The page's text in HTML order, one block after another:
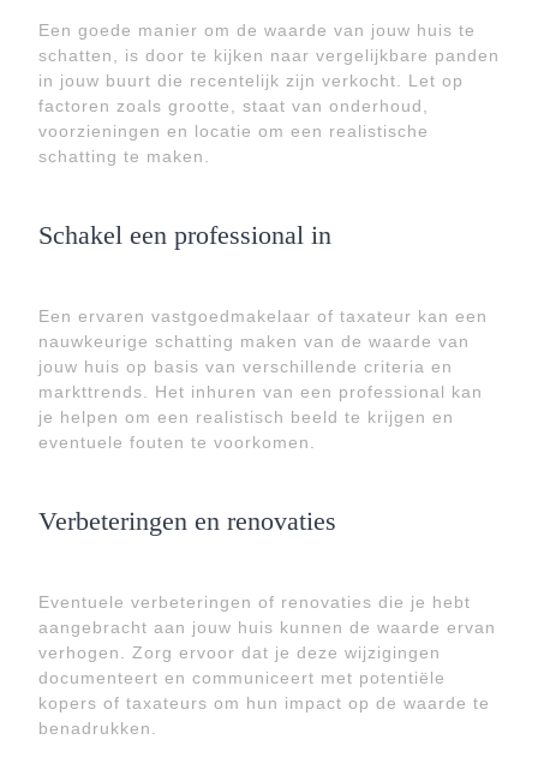
Een goede manier om de waarde van jouw huis te
schatten, is door te kijken naar vergelijkbare panden
in jouw buurt die recentelijk zijn verkocht. Let op
factoren zoals grootte, staat van onderhoud,
voorzieningen en locatie om een realistische
schatting te maken.
Schakel een professional in
Een ervaren vastgoedmakelaar of taxateur kan een
nauwkeurige schatting maken van de waarde van
jouw huis op basis van verschillende criteria en
markttrends. Het inhuren van een professional kan
je helpen om een realistisch beeld te krijgen en
eventuele fouten te voorkomen.
Verbeteringen en renovaties
Eventuele verbeteringen of renovaties die je hebt
aangebracht aan jouw huis kunnen de waarde ervan
verhogen. Zorg ervoor dat je deze wijzigingen
documenteert en communiceert met potentiële
kopers of taxateurs om hun impact op de waarde te
benadrukken.